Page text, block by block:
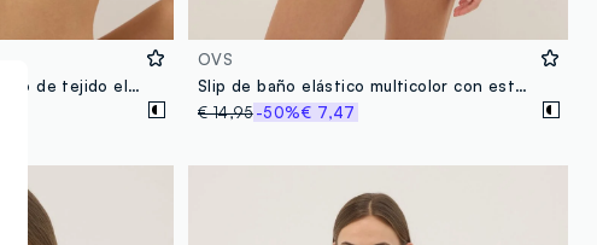
Top de bikini bandeau negro de tejido elástico con estampado floral
OVS
Slip de baño elástico multicolor con estampado floral
€ 14,95-50%€ 7,47